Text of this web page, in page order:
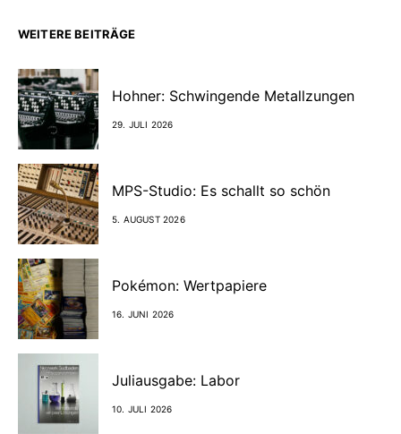
WEITERE BEITRÄGE
Hohner: Schwingende Metallzungen
29. JULI 2026
MPS-Studio: Es schallt so schön
5. AUGUST 2026
Pokémon: Wertpapiere
16. JUNI 2026
Juliausgabe: Labor
10. JULI 2026